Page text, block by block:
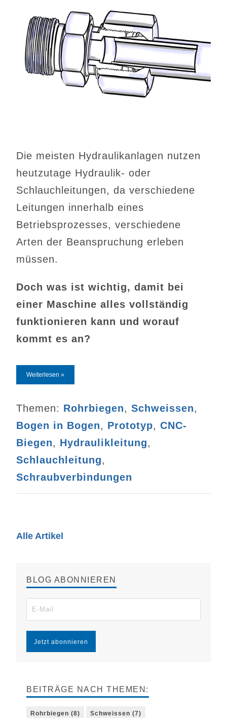
Die meisten Hydraulikanlagen nutzen
heutzutage Hydraulik- oder
Schlauchleitungen, da verschiedene
Leitungen innerhalb eines
Betriebsprozesses, verschiedene
Arten der Beanspruchung erleben
müssen.
Doch was ist wichtig, damit bei
einer Maschine alles vollständig
funktionieren kann und worauf
kommt es an?
Weiterlesen »
Themen: Rohrbiegen,Schweissen,
Bogen in Bogen, Prototyp,CNC-
Biegen, Hydraulikleitung,
Schlauchleitung,
Schraubverbindungen
Alle Artikel
BLOG ABONNIEREN
BEITRÄGE NACH THEMEN:
Rohrbiegen(8) Schweissen(7)